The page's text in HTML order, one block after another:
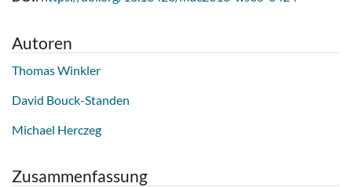
Autoren
Thomas Winkler
David Bouck-Standen
Michael Herczeg
Zusammenfassung